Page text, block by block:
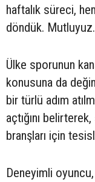
haftalık süreci,
döndük.
Ülke sporunun
konusuna da
bir türlü adım
açtığını
branşları için
Deneyimli